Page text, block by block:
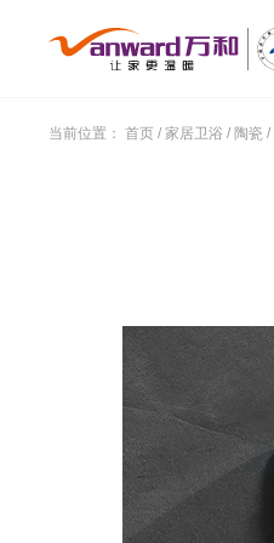
当前位置：首页 /家居卫浴 / 陶瓷 /